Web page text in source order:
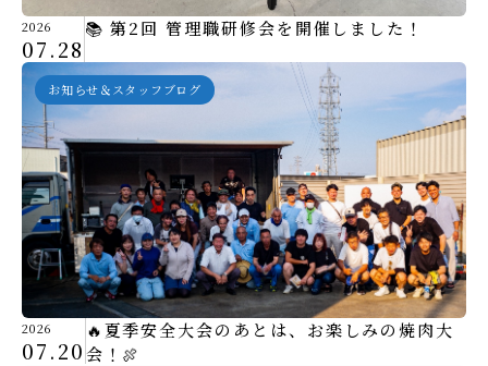
2026
07.28
📚 第2回 管理職研修会を開催しました！
お知らせ＆スタッフブログ
2026
07.20
🔥夏季安全大会のあとは、お楽しみの焼肉大
会！🍖